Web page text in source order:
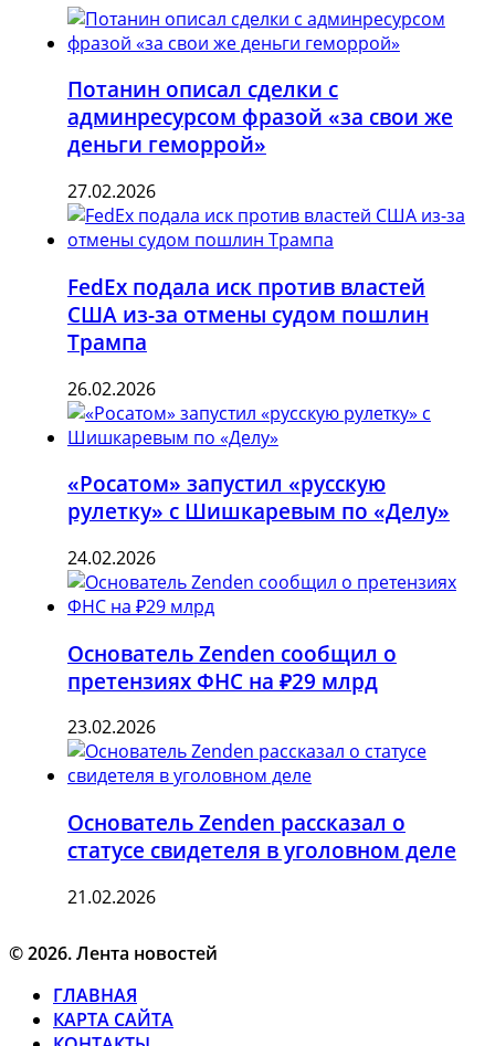
Потанин описал сделки с
админресурсом фразой «за свои же
деньги геморрой»
27.02.2026
FedEx подала иск против властей
США из-за отмены судом пошлин
Трампа
26.02.2026
«Росатом» запустил «русскую
рулетку» с Шишкаревым по «Делу»
24.02.2026
Основатель Zenden сообщил о
претензиях ФНС на ₽29 млрд
23.02.2026
Основатель Zenden рассказал о
статусе свидетеля в уголовном деле
21.02.2026
© 2026. Лента новостей
ГЛАВНАЯ
КАРТА САЙТА